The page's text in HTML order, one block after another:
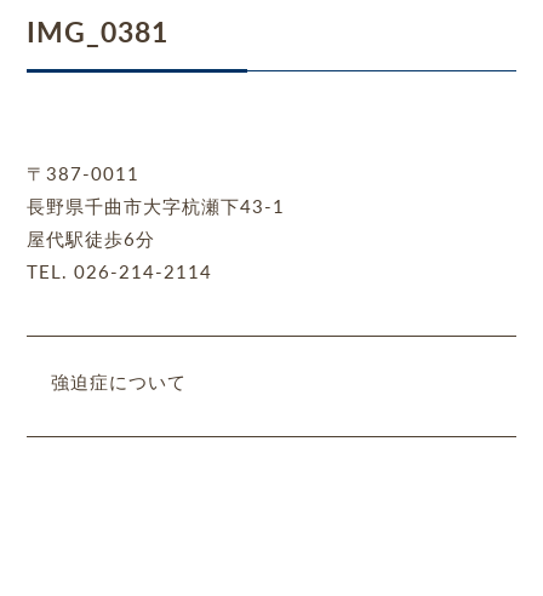
IMG_0381
〒387-0011
長野県千曲市大字杭瀬下43-1
屋代駅徒歩6分
TEL. 026-214-2114
強迫症について